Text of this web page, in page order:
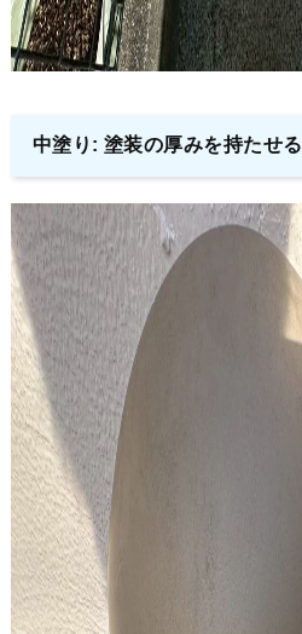
中塗り: 塗装の厚みを持たせ